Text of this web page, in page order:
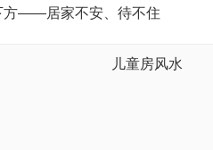
——居家不安、待不住